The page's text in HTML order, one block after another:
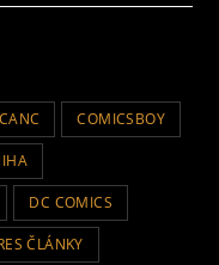
CANC COMICSBOY
DC COMICS
ČLÁNKY